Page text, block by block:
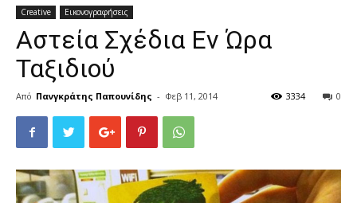
Creative Εικονογραφήσεις
Αστεία Σχέδια Εν Ώρα
Ταξιδιού
Από Πανγκράτης Παπουνίδης - Φεβ 11, 2014 0
3334